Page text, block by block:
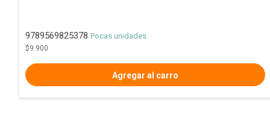
9789569825378 Pocas unidades
$9.900